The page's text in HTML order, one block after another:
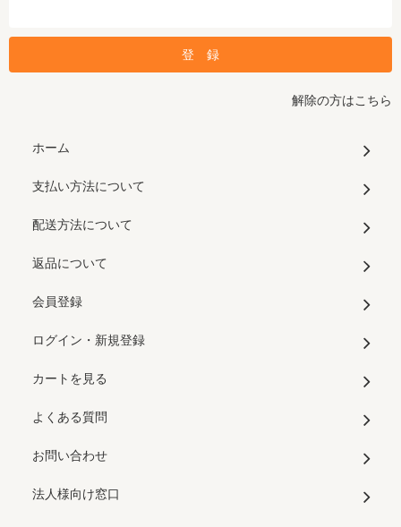
解除の方はこちら
ホーム
支払い方法について
配送方法について
返品について
会員登録
ログイン・新規登録
カートを見る
よくある質問
お問い合わせ
法人様向け窓口